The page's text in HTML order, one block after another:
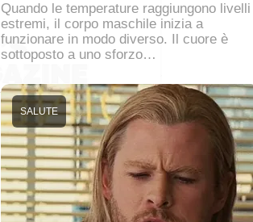
Quando le temperature raggiungono livelli
estremi, il corpo maschile inizia a
funzionare in modo diverso. Il cuore è
sottoposto a uno sforzo…
SALUTE